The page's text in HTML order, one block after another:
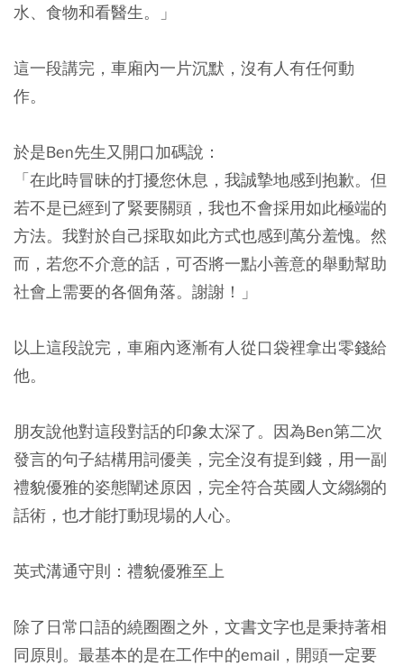
水、食物和看醫生。」
這一段講完，車廂內一片沉默，沒有人有任何動
作。
於是Ben先生又開口加碼說：
「在此時冒昧的打擾您休息，我誠摯地感到抱歉。但
若不是已經到了緊要關頭，我也不會採用如此極端的
方法。我對於自己採取如此方式也感到萬分羞愧。然
而，若您不介意的話，可否將一點小善意的舉動幫助
社會上需要的各個角落。謝謝！」
以上這段說完，車廂內逐漸有人從口袋裡拿出零錢給
他。
朋友說他對這段對話的印象太深了。因為Ben第二次
發言的句子結構用詞優美，完全沒有提到錢，用一副
禮貌優雅的姿態闡述原因，完全符合英國人文縐縐的
話術，也才能打動現場的人心。
英式溝通守則：禮貌優雅至上
除了日常口語的繞圈圈之外，文書文字也是秉持著相
同原則。最基本的是在工作中的email，開頭一定要